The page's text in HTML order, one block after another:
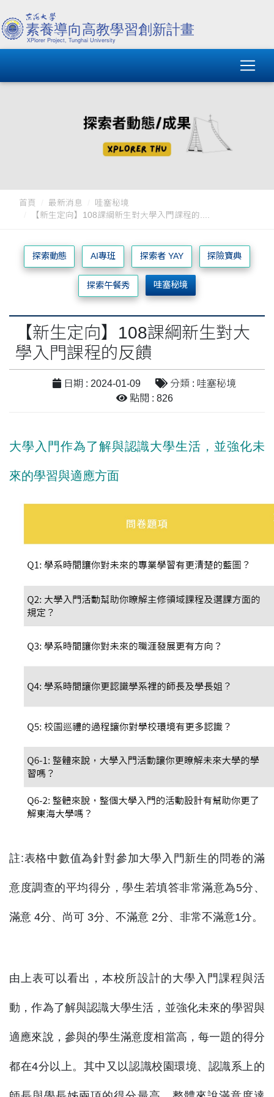
首頁 最新消息
哇塞秘境
【新生定向】108課綱新生對大學入門課程的....
探索動態 AI專班 探索者 YAY 探險寶典
探索午餐秀 哇塞秘境
【新生定向】108課綱新生對大
學入門課程的反饋
日期 : 2024-01-09
分類 : 哇塞秘境
點閱 : 826
大學入門作為了解與認識大學生活，並強化未
來的學習與適應方面
註:表格中數值為針對參加大學入門新生的問卷的滿
意度調查的平均得分，學生若填答非常滿意為5分、
滿意 4分、尚可 3分、不滿意 2分、非常不滿意1分。
由上表可以看出，本校所設計的大學入門課程與活
動，作為了解與認識大學生活，並強化未來的學習與
適應來說，參與的學生滿意度相當高，每一題的得分
都在4分以上。其中又以認識校園環境、認識系上的